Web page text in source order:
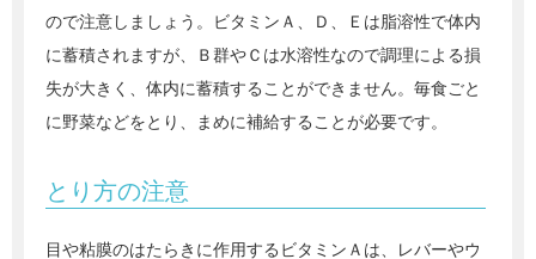
ので注意しましょう。ビタミンＡ、Ｄ、Ｅは脂溶性で体内
に蓄積されますが、Ｂ群やＣは水溶性なので調理による損
失が大きく、体内に蓄積することができません。毎食ごと
に野菜などをとり、まめに補給することが必要です。
とり方の注意
目や粘膜のはたらきに作用するビタミンＡは、レバーやウ